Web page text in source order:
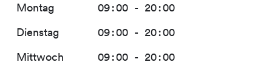
Montag
09:00 - 20:00
Dienstag
09:00 - 20:00
Mittwoch
09:00 - 20:00